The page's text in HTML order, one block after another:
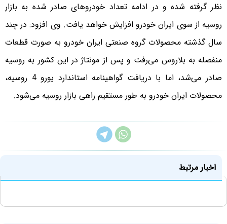
نظر گرفته شده و در ادامه تعداد خودروهای صادر شده به بازار
روسیه از سوی ایران خودرو افزایش خواهد یافت. وی افزود: در چند
سال گذشته محصولات گروه صنعتی ایران خودرو به صورت قطعات
منفصله به بلاروس می‌رفت و پس از مونتاژ در این کشور به روسیه
صادر می‌شد، اما با دریافت گواهینامه استاندارد یورو 4 روسیه،‌
محصولات ایران خودرو به طور مستقیم راهی بازار روسیه می‌شود.
اخبار مرتبط